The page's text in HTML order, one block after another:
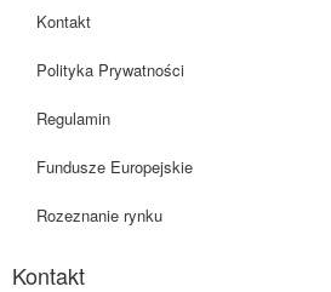
Kontakt
Polityka Prywatności
Regulamin
Fundusze Europejskie
Rozeznanie rynku
Kontakt